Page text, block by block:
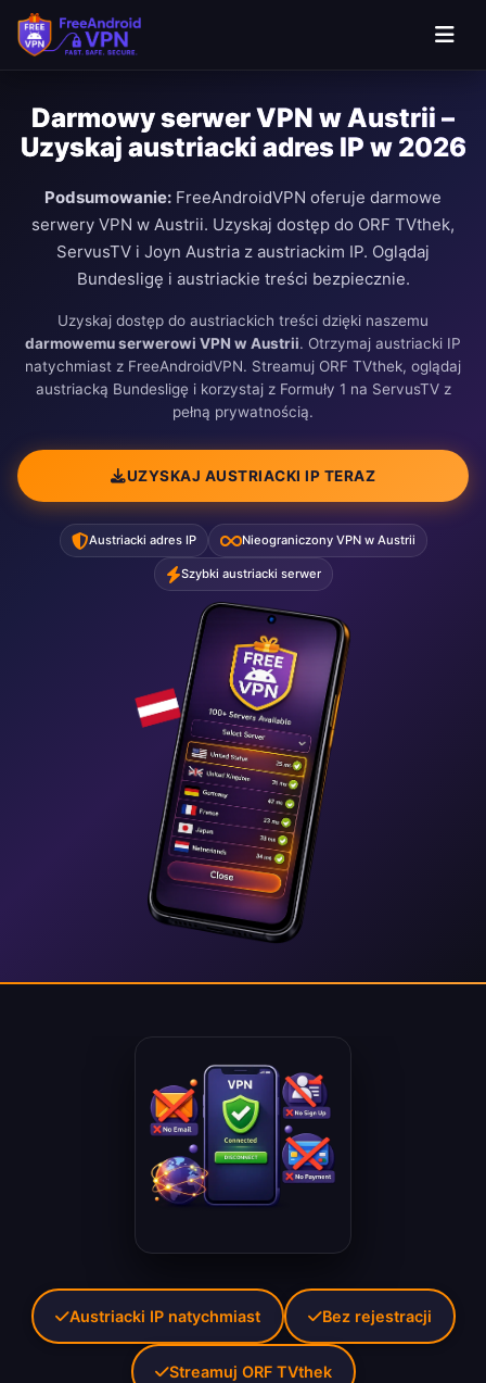
Darmowy serwer VPN w Austrii –
Uzyskaj austriacki adres IP w 2026
Podsumowanie: FreeAndroidVPN oferuje darmowe
serwery VPN w Austrii. Uzyskaj dostęp do ORF TVthek,
ServusTV i Joyn Austria z austriackim IP. Oglądaj
Bundesligę i austriackie treści bezpiecznie.
Uzyskaj dostęp do austriackich treści dzięki naszemu
darmowemu serwerowi VPN w Austrii. Otrzymaj austriacki IP
natychmiast z FreeAndroidVPN. Streamuj ORF TVthek, oglądaj
austriacką Bundesligę i korzystaj z Formuły 1 na ServusTV z
pełną prywatnością.
UZYSKAJ AUSTRIACKI IP TERAZ
Austriacki adres IP Nieograniczony VPN w Austrii
Szybki austriacki serwer
Austriacki IP natychmiast Bez rejestracji
Streamuj ORF TVthek